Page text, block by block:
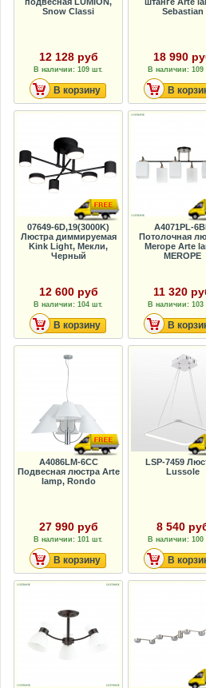
Snow Classi
12 128 руб
В наличии: 109 шт.
В корзину
Sebastian
18 990
В наличии: 109
В
07649-6D,19(3000K)
Люстра диммируемая
Kink Light, Мекли,
Черный
12 600 руб
В наличии: 104 шт.
В корзину
A4071PL-
Потолочная
Merope Arte
MEROPE
11 320
В наличии: 103
В
A4086LM-6CC
Подвесная люстра Arte
lamp, Rondo
27 990 руб
В наличии: 101 шт.
В корзину
LSP-7459
Lussole
8 540
В наличии: 100
В